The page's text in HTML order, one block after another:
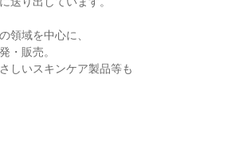
領域を中心に、
・販売。
しいスキンケア製品等も